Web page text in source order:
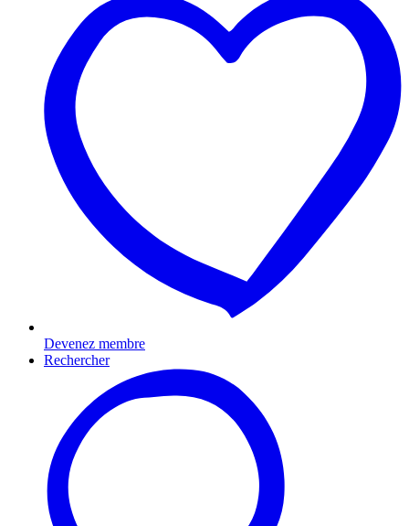
Devenez membre
Rechercher